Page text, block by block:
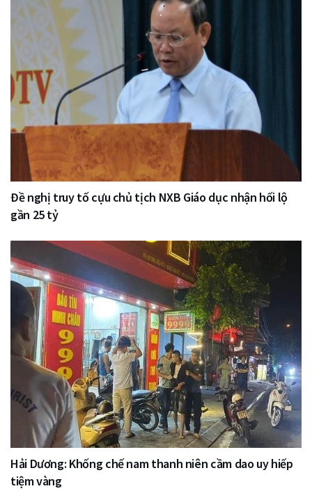
Đề nghị truy tố cựu chủ tịch NXB Giáo dục nhận hối lộ
gần 25 tỷ
Hải Dương: Khống chế nam thanh niên cầm dao uy hiếp
tiệm vàng